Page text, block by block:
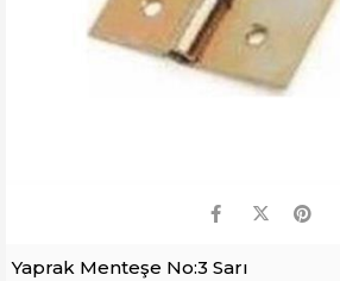
Yaprak Menteşe No:3 Sarı